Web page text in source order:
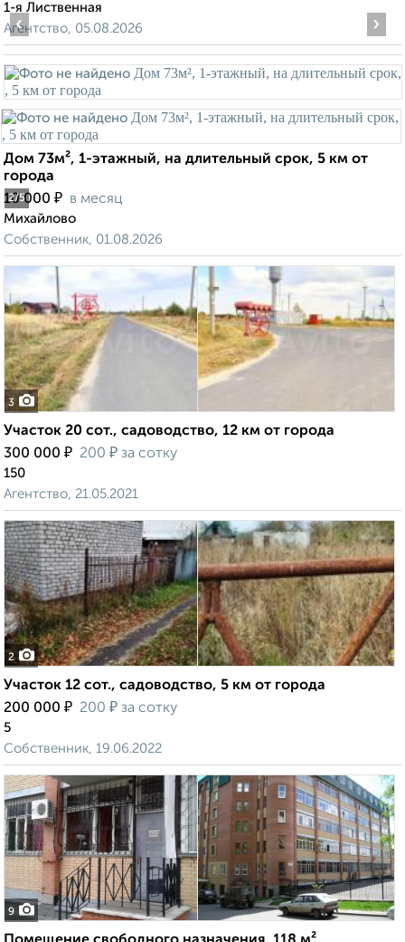
1-я Лиственная
Агентство, 05.08.2026
2/5
‹ ›
Дом 73м², 1-этажный, на длительный срок, 5 км от
города
10 000 ₽ в месяц
Михайлово
Собственник, 01.08.2026
3
Участок 20 сот., садоводство, 12 км от города
300 000 ₽ 200 ₽ за сотку
150
Агентство, 21.05.2021
2
Участок 12 сот., садоводство, 5 км от города
200 000 ₽ 200 ₽ за сотку
5
Собственник, 19.06.2022
9